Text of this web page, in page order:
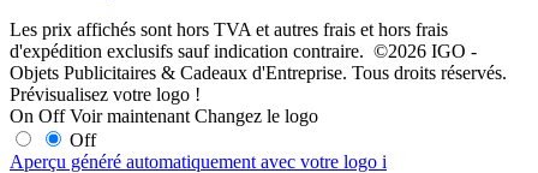
Les prix affichés sont hors TVA et autres frais et hors frais
d'expédition exclusifs sauf indication contraire. ©2026 IGO -
Objets Publicitaires & Cadeaux d'Entreprise. Tous droits réservés.
Prévisualisez votre logo !
On Off Voir maintenant Changez le logo
Off
Aperçu généré automatiquement avec votre logo i